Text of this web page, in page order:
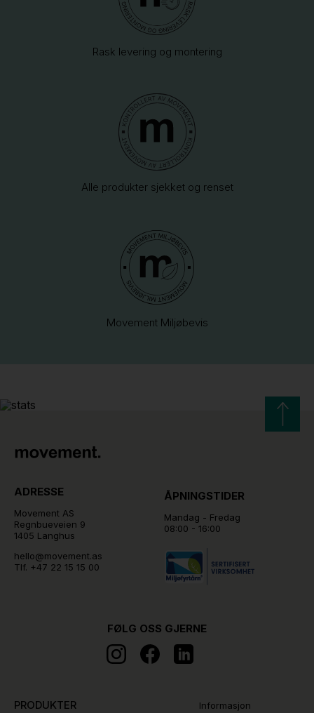
Rask levering og montering
Alle produkter sjekket og renset
Movement Miljøbevis
ADRESSE
Movement AS
Regnbueveien 9
1405 Langhus
hello@movement.as
Tlf. +47 22 15 15 00
ÅPNINGSTIDER
Mandag - Fredag
08:00 - 16:00
PRODUKTER Informasjon
FØLG OSS GJERNE